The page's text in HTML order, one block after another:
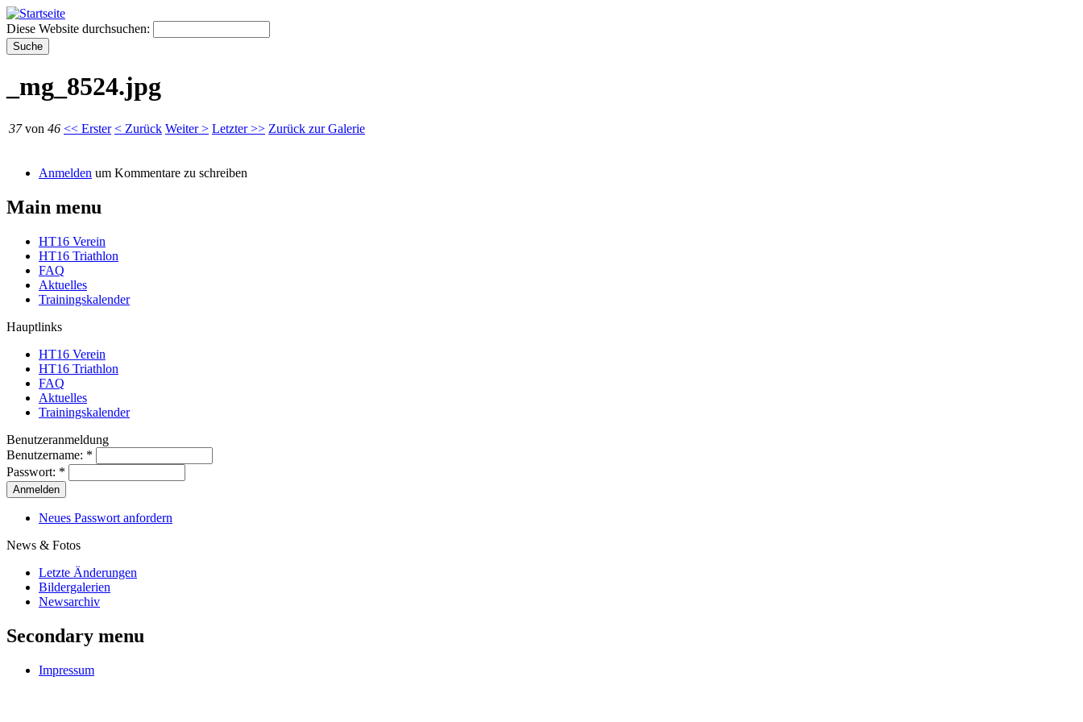
Diese Website durchsuchen:
_mg_8524.jpg
37von 46 << Erster < Zurück Weiter > Letzter >> Zurück zur Galerie
Anmelden um Kommentare zu schreiben
Main menu
HT16 Verein
HT16 Triathlon
FAQ
Aktuelles
Trainingskalender
Hauptlinks
HT16 Verein
HT16 Triathlon
FAQ
Aktuelles
Trainingskalender
Benutzeranmeldung
Benutzername: *
Passwort: *
Neues Passwort anfordern
News & Fotos
Letzte Änderungen
Bildergalerien
Newsarchiv
Secondary menu
Impressum